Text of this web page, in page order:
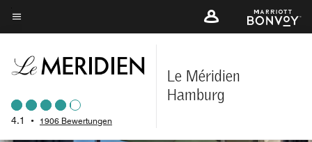
Skip
to
content
Menütext
4.1 • 1906 Bewertungen
Le Méridien
Hamburg